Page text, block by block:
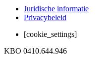
Juridische informatie
Privacybeleid
[cookie_settings]
KBO 0410.644.946